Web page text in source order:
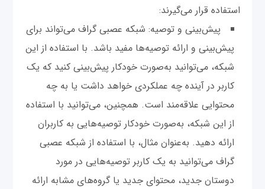
استفاده قرار می‌گیرند:
پیش‌بینی و توصیه: شبکه عصبی گراف می‌تواند برای
پیش‌بینی و ارائه توصیه‌ها مفید باشد. با استفاده از این
شبکه، می‌توانید به‌صورت خودکار پیش‌بینی کنید که یک
کاربر در آینده چه عملکردی خواهد داشت یا به چه
محتوایی علاقه‌مند است. همچنین، می‌توانید با استفاده
از این شبکه، به‌صورت خودکار توصیه‌هایی به کاربران
ارائه دهید. به‌عنوان مثال، با استفاده از شبکه عصبی
گراف می‌توانید به یک کاربر توصیه‌هایی در مورد
دوستان جدید، محتوای جدید یا گروه‌های مشابه ارائه